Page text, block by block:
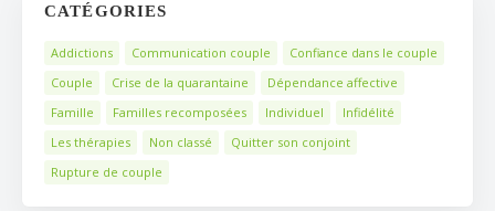
CATÉGORIES
Addictions Communication couple
Confiance dans le couple
Couple
Crise de la quarantaine
Dépendance affective
Famille
Familles recomposées Individuel
Infidélité
Les thérapies
Non classé
Quitter son conjoint
Rupture de couple